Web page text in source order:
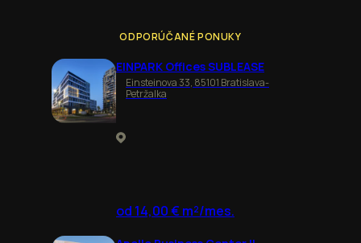
ODPORÚČANÉ PONUKY
EINPARK Offices SUBLEASE
Einsteinova 33, 85101 Bratislava-
Petržalka
od 14,00 € m²/mes.